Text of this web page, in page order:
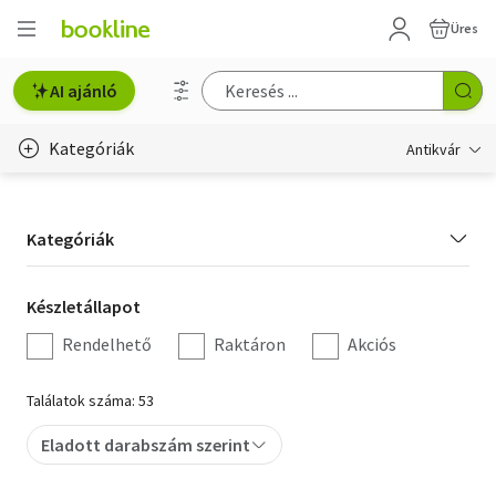
Üres
AI ajánló
Kategóriák Antikvár
Régi képeslap
Életmód, egészség
Erotika
Gyermek- és ifjúsági
Hobbi, szabadidő
Kategória
szűrés
Kategóriák
Készletállapot
szűrés
Készletállapot
Rendelhető
Raktáron Akciós
Találatok száma: 53
Eladott darabszám szerint